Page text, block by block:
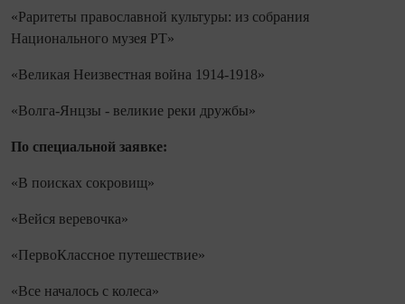
«Раритеты православной культуры: из собрания
Национального музея РТ»
«Великая Неизвестная война 1914-1918»
«Волга-Янцзы - великие реки дружбы»
По специальной заявке:
«В поисках сокровищ»
«Вейся веревочка»
«ПервоКлассное путешествие»
«Все началось с колеса»